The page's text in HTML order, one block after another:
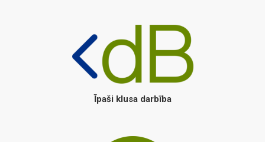
Īpaši klusa darbība